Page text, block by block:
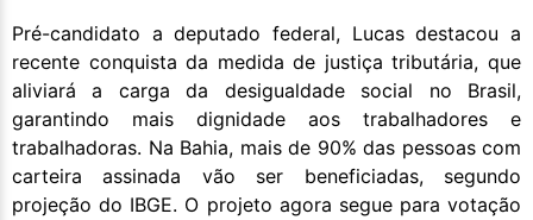
Pré-candidato a deputado federal, Lucas destacou a
recente conquista da medida de justiça tributária, que
aliviará a carga da desigualdade social no Brasil,
garantindo mais dignidade aos trabalhadores e
trabalhadoras. Na Bahia, mais de 90% das pessoas com
carteira assinada vão ser beneficiadas, segundo
projeção do IBGE. O projeto agora segue para votação